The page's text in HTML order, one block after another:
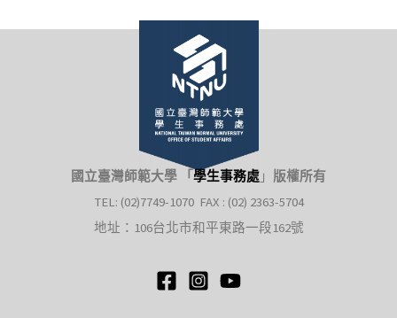
國立臺灣師範大學 「 學生事務處 」 版權所有
TEL: (02)7749-1070 FAX : (02) 2363-5704
地址：106台北市和平東路一段162號